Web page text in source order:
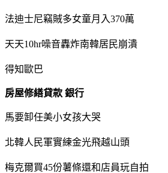
法迪士尼竊賊多女童月入370萬
天天10hr噪音轟炸南韓居民崩潰
得知歐巴
房屋修繕貸款 銀行
馬要卸任美小女孩大哭
北韓人民軍實練金光飛越山頭
梅克爾買45份薯條還和店員玩自拍